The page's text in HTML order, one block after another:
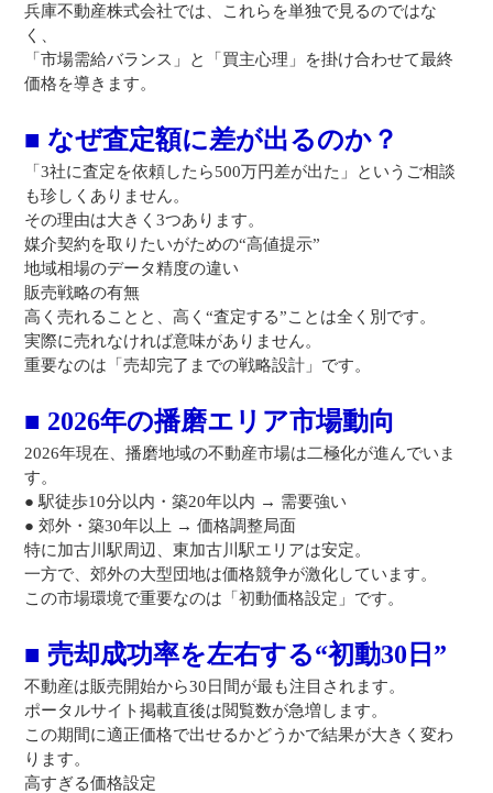
兵庫不動産株式会社では、これらを単独で見るのではな
く、
「市場需給バランス」と「買主心理」を掛け合わせて最終
価格を導きます。
■ なぜ査定額に差が出るのか？
「3社に査定を依頼したら500万円差が出た」というご相談
も珍しくありません。
その理由は大きく3つあります。
媒介契約を取りたいがための“高値提示”
地域相場のデータ精度の違い
販売戦略の有無
高く売れることと、高く“査定する”ことは全く別です。
実際に売れなければ意味がありません。
重要なのは「売却完了までの戦略設計」です。
■ 2026年の播磨エリア市場動向
2026年現在、播磨地域の不動産市場は二極化が進んでいま
す。
● 駅徒歩10分以内・築20年以内 → 需要強い
● 郊外・築30年以上 → 価格調整局面
特に加古川駅周辺、東加古川駅エリアは安定。
一方で、郊外の大型団地は価格競争が激化しています。
この市場環境で重要なのは「初動価格設定」です。
■ 売却成功率を左右する“初動30日”
不動産は販売開始から30日間が最も注目されます。
ポータルサイト掲載直後は閲覧数が急増します。
この期間に適正価格で出せるかどうかで結果が大きく変わ
ります。
高すぎる価格設定